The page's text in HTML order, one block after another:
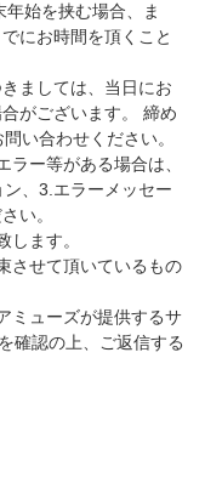
始を挟む場合、ま
にお時間を頂くこと
ましては、当日にお
がございます。 締め
い合わせください。
ー等がある場合は、
、3.エラーメッセー
い。
します。
させて頂いているもの
ミューズが提供するサ
確認の上、ご返信する